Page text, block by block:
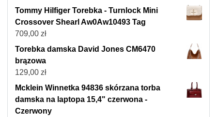
Tommy Hilfiger Torebka - Turnlock Mini
Crossover Shearl Aw0Aw10493 Tag
709,00 zł
Torebka damska David Jones CM6470
brązowa
129,00 zł
Mcklein Winnetka 94836 skórzana torba
damska na laptopa 15,4" czerwona -
Czerwony